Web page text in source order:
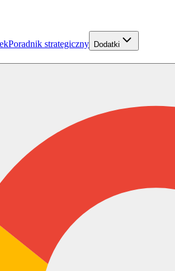
Poradnik strategiczny
Dodatki